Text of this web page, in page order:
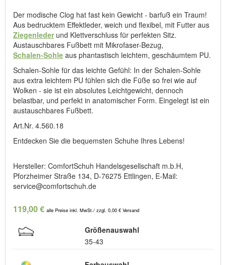
Der modische Clog hat fast kein Gewicht - barfuß ein Traum!
Aus bedrucktem Effektleder, weich und flexibel, mit Futter aus
Ziegenlederund Klettverschluss für perfekten Sitz.
Austauschbares Fußbett mit Mikrofaser-Bezug,
Schalen-Sohle aus phantastisch leichtem, geschäumtem PU.
Schalen-Sohle für das leichte Gefühl: In der Schalen-Sohle
aus extra leichtem PU fühlen sich die Füße so frei wie auf
Wolken - sie ist ein absolutes Leichtgewicht, dennoch
belastbar, und perfekt in anatomischer Form. Eingelegt ist ein
austauschbares Fußbett.
Art.Nr. 4.560.18
Entdecken Sie die bequemsten Schuhe Ihres Lebens!
Hersteller: ComfortSchuh Handelsgesellschaft m.b.H,
Pforzheimer Straße 134, D-76275 Ettlingen, E-Mail:
service@comfortschuh.de
119,00 € alle Preise inkl. MwSt./ zzgl. 0,00 € Versand
Größenauswahl
35-43